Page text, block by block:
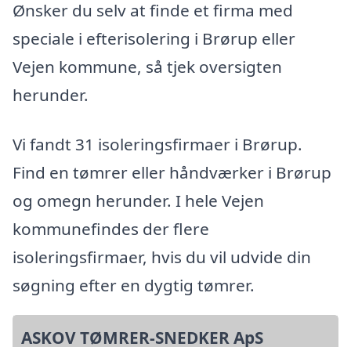
Ønsker du selv at finde et firma med
speciale i efterisolering i Brørup eller
Vejen kommune, så tjek oversigten
herunder.
Vi fandt 31 isoleringsfirmaer i Brørup.
Find en tømrer eller håndværker i Brørup
og omegn herunder. I hele Vejen
kommunefindes der flere
isoleringsfirmaer, hvis du vil udvide din
søgning efter en dygtig tømrer.
ASKOV TØMRER-SNEDKER ApS